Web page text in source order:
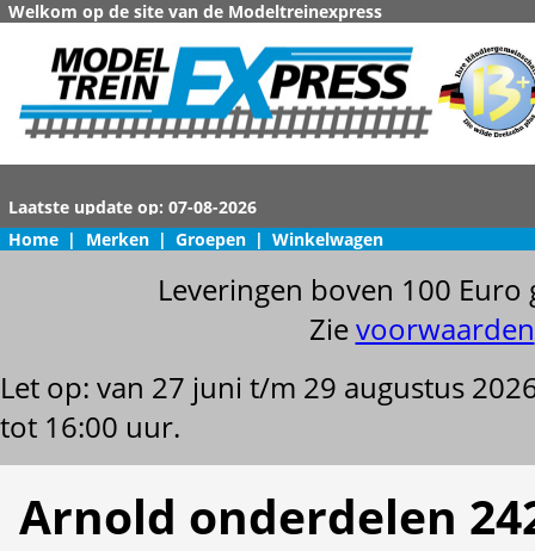
Welkom op de site van de Modeltreinexpress
Home | Merken | Groepen | Winkelwagen
Leveringen boven 100
Zievoorwaarden
Let op: van 27 juni t/m 29 augustus
tot 16:00 uur.
Arnold onderdelen